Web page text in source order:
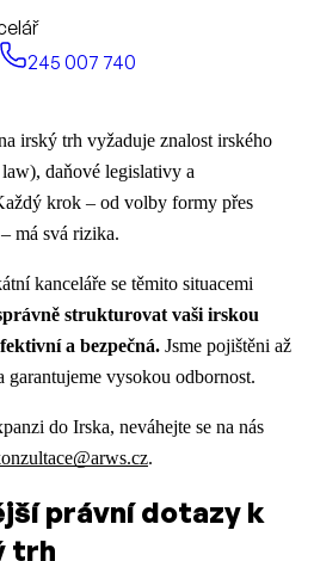
245 007 740
irský trh vyžaduje znalost irského
daňové legislativy a
krok – od volby formy přes
má svá rizika.
kanceláře se těmito situacemi
strukturovat vaši irskou
a bezpečná. Jsme pojištěni až
vysokou odbornost.
do Irska, neváhejte se na nás
.
právní dotazy k
trh